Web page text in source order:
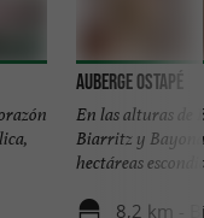
Auberge Ostapé
En las alturas de
Biarritz y
hectáreas
8,2 km -